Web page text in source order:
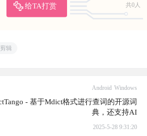
给TA打赏
共0人
辑
Android Windows
- 基于Mdict格式进行查词的开源词
典，还支持AI
2025-5-28 9:31:20